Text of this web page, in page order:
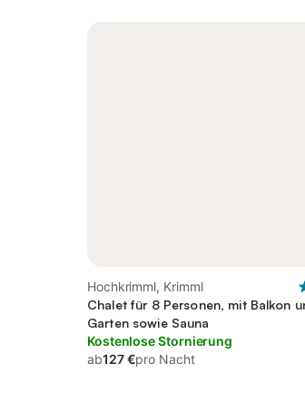
Hochkrimml, Krimml
Chalet für 8 Personen, mit Balkon
Garten sowie Sauna
Kostenlose Stornierung
ab127 €pro Nacht